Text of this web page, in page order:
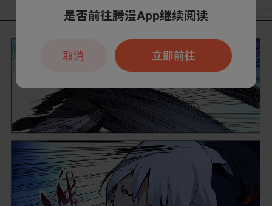
是否前往腾漫App继续阅读
立即前往
取消